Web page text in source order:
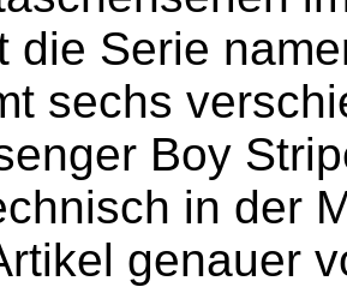
die Serie
sechs
Boy
in der
genauer